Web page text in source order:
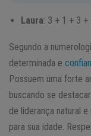
Laura: 3 + 1 + 3 +
Segundo a
determinada e
Possuem uma forte
buscando se
de liderança natural
para sua idade.